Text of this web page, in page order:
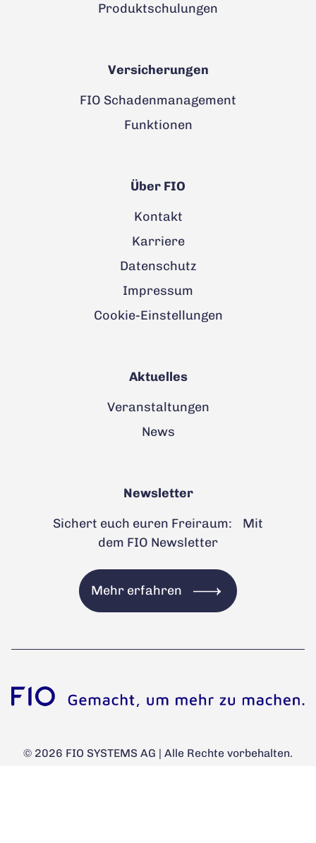
Produktschulungen
Versicherungen
FIO Schadenmanagement
Funktionen
Über FIO
Kontakt
Karriere
Datenschutz
Impressum
Cookie-Einstellungen
Aktuelles
Veranstaltungen
News
Newsletter
Sichert euch euren Freiraum: Mit
dem FIO Newsletter
Mehr erfahren
© 2026 FIO SYSTEMS AG | Alle Rechte vorbehalten.